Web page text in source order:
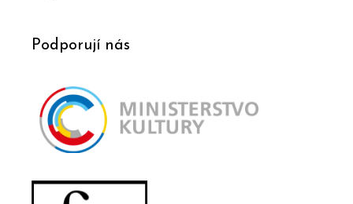
Podporují nás